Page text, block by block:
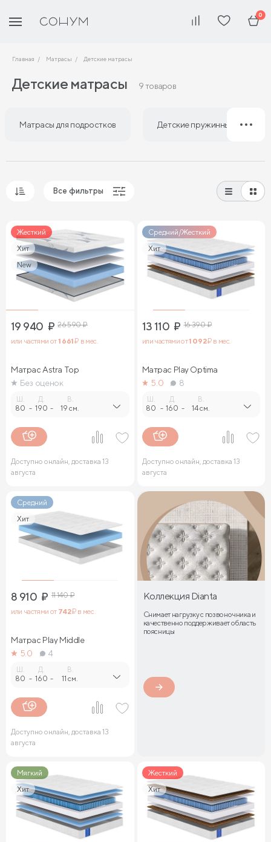
0
Главная Матрасы Детские матрасы
Детские матрасы 9 товаров
Матрасы для подростков Детские пружинные матрасы
Сначала дешевые
Сначала дорогие
Все фильтры
Жесткий
Хит
New
19 940 ₽ 26 590₽
или частями от1 661₽ в мес.
Матрас Astra Top
Без оценок
Ш.
80 -
Д.
190 -
В.
19 см.
Доступно онлайн, доставка 13
августа
Средний/Жесткий
Хит
13 110 ₽ 16 390₽
или частями от1 092₽ в мес.
Матрас Play Optima
5.0
8
Ш.
80 -
Д.
160 -
В.
14 см.
Доступно онлайн, доставка 13
августа
Средний
Хит
8 910 ₽ 11 140₽
или частями от 742₽ в мес.
Матрас Play Middle
5.0
4
80 -
Д.
160 -
В.
11 см.
Доступно онлайн, доставка 13
августа
Коллекция Dianta
Снимает нагрузку с позвоночника и
качественно поддерживает область
поясницы
Мягкий
Хит
Жесткий
Хит